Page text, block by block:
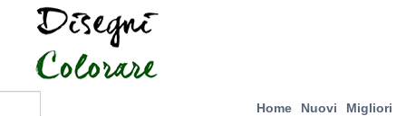
Home Nuovi Migliori